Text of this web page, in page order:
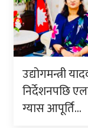
उद्योगमन्त्री
निर्देशनपछि
ग्यास आपूर्ति…